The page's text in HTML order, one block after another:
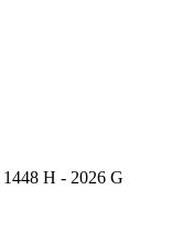
1448 H - 2026 G